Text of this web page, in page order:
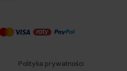
Polityka prywatności